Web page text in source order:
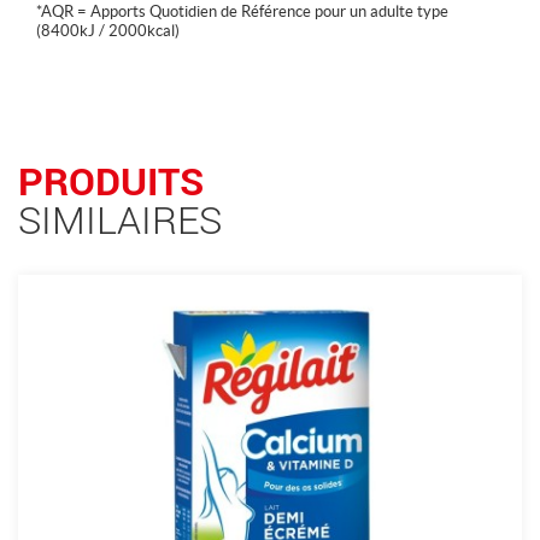
*AQR = Apports Quotidien de Référence pour un adulte type
(8400kJ / 2000kcal)
PRODUITS
SIMILAIRES